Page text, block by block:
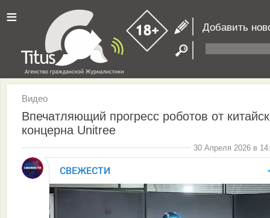
≡ Добавить
Видео
Впечатляющий прогресс роботов от
концерна Unitree
30 Апреля 2026 в